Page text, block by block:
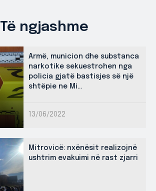
Të ngjashme
Armë, municion dhe substanca
narkotike sekuestrohen nga
policia gjatë bastisjes së një
shtëpie ne Mi...
13/06/2022
Mitrovicë: nxënësit realizojnë
ushtrim evakuimi në rast zjarri